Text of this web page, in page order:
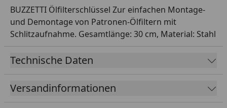
BUZZETTI Ölfilterschlüssel Zur einfachen Montage-
und Demontage von Patronen-Ölfiltern mit
Schlitzaufnahme. Gesamtlänge: 30 cm, Material: Stahl
Technische Daten
Versandinformationen